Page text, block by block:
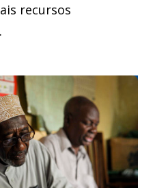
recursos
Arabic